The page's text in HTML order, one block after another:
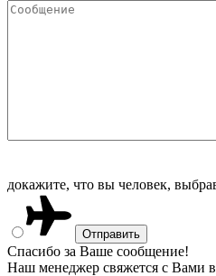
докажите, что вы человек,
Спасибо за Ваше сообщение!
Наш менеджер свяжется с Вами